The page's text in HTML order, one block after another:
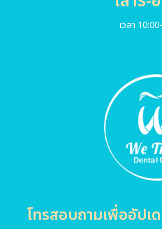
เวลา
โทรสอบถามเพื่ออัปเ